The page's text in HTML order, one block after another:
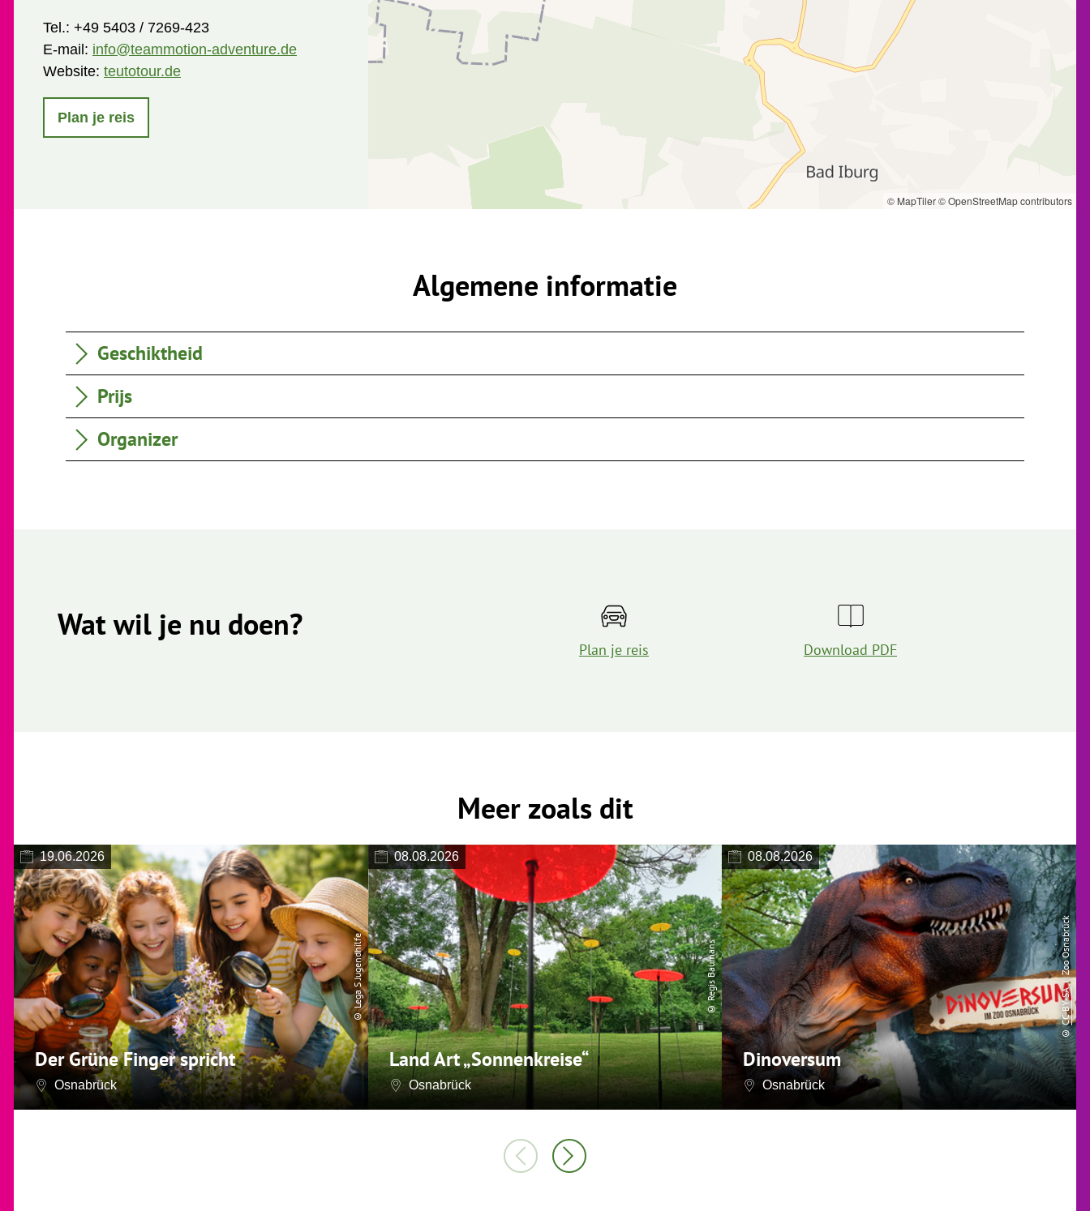
Tel.: +49 5403 / 7269-423
E-mail: info@teammotion-adventure.de
Website: teutotour.de
Plan je reis
© MapTiler© OpenStreetMap contributors
Algemene informatie
Geschiktheid
Prijs
Organizer
Wat wil je nu doen?
Plan je reis Download PDF
Meer zoals dit
19.06.2026
Der Grüne Finger spricht
Osnabrück
© Lega S Jugendhilfe
08.08.2026
Land Art „Sonnenkreise“
Osnabrück
© Regis Baumans
08.08.2026
Dinoversum
Osnabrück
©
CC-BY-SA
| Zoo Osnabrück